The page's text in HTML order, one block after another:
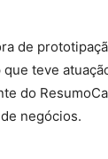
de
teve
do
negócios.